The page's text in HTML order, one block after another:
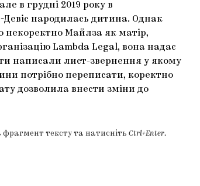
в грудні 2019 року в
народилась дитина. Однак
некоректно Майлза як матір,
Lambda Legal, вона надає
написали лист-звернення у якому
потрібно переписати, коректно
дозволила внести зміни до
тексту та натисніть Ctrl+Enter.